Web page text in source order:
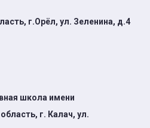
г.Орёл, ул. Зеленина, д.4
школа имени
г. Калач, ул.